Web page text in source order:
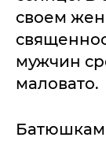
своем
мужчин
маловато.
Батюшкам